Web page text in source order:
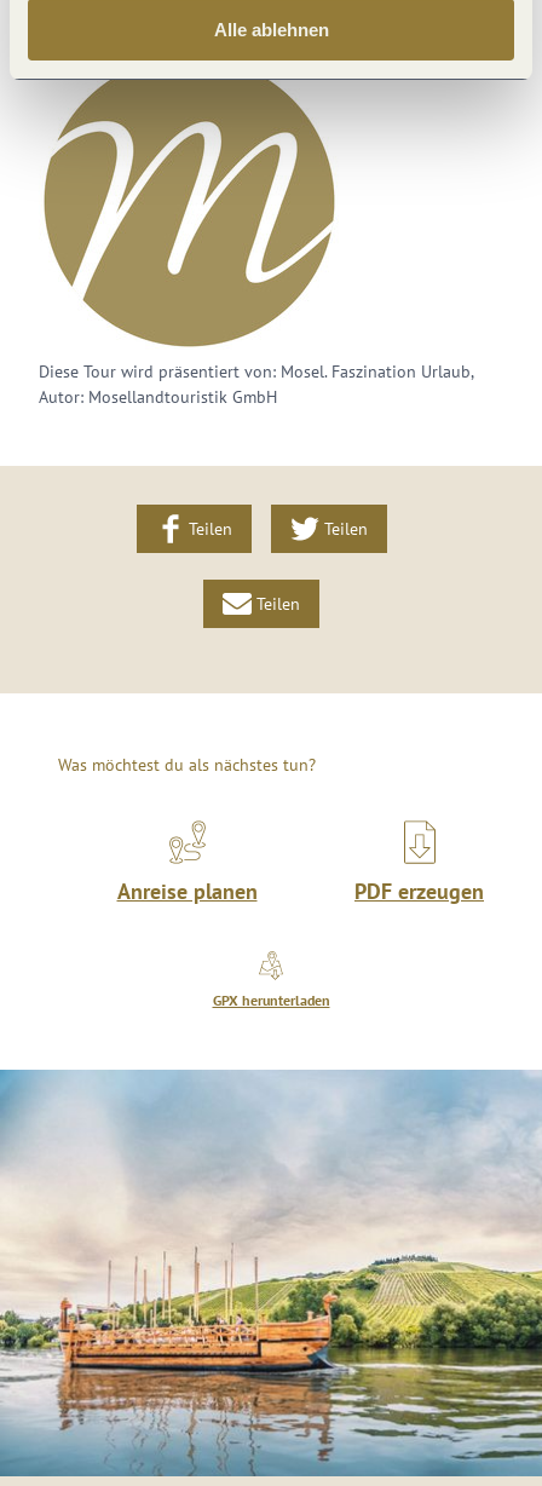
Alle ablehnen
Diese Tour wird präsentiert von: Mosel. Faszination Urlaub,
Autor: Mosellandtouristik GmbH
Teilen Teilen
Teilen
Was möchtest du als nächstes tun?
Anreise planen PDF erzeugen
GPX herunterladen